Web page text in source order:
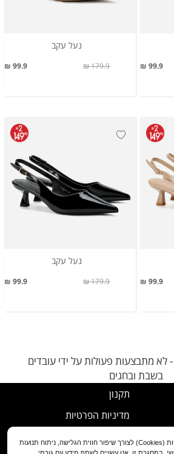
99.9 ₪
נעל עקב
99.9 ₪ 179.9 ₪
99.9 ₪
נעל עקב
99.9 ₪ 179.9 ₪
מתבצעות פעולות על ידי עובדים
בשבת ובחגים
תקנון
מדיניות הפרטיות
נוהל ביטול עסקה
באתר זה נעשה שימוש בעוגיות (Cookies) לצורך שיפור חווית הגלישה, ניתוח תנועות